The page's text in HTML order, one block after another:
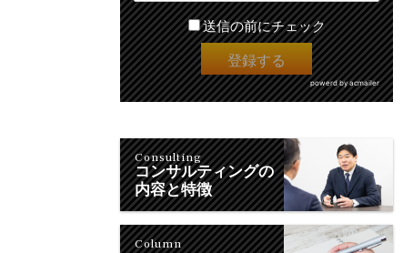
送信の前にチェック
powerd by acmailer
Consulting
コンサルティングの
内容と特徴
Column